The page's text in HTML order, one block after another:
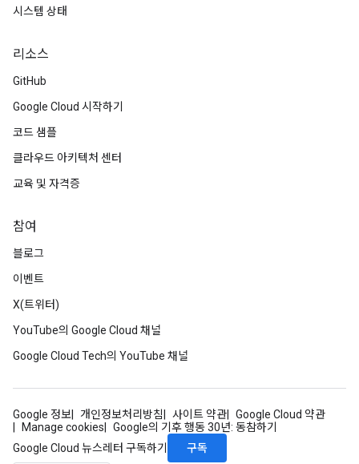
시스템 상태
리소스
GitHub
Google Cloud 시작하기
코드 샘플
클라우드 아키텍처 센터
교육 및 자격증
참여
블로그
이벤트
X(트위터)
YouTube의 Google Cloud 채널
Google Cloud Tech의 YouTube 채널
Google 정보 개인정보처리방침 사이트 약관
Google Cloud 약관
Manage cookies
Google의 기후 행동 30년: 동참하기
Google Cloud 뉴스레터 구독하기
구독